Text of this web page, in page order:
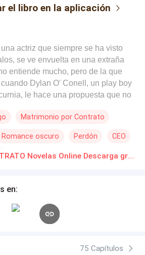
el libro en la aplicación
actriz que siempre se ha visto
se ve envuelta en una extraña
entiende mucho, pero de la que
Dylan O' Conell, un play boy
le hace una propuesta que no
solución a las constantes presiones
Un divorcio inminente, que no se
se reencuentra con un viejo
En una sociedad donde la
de una vez por todas o serán
falsedad que los rodea? Un
Matrimonio por Contrato
Romance oscuro Perdón CEO
UN AMOR POR CONTRATO Novelas Online Descarga gratuita de PDF
en:
75 Capítulos